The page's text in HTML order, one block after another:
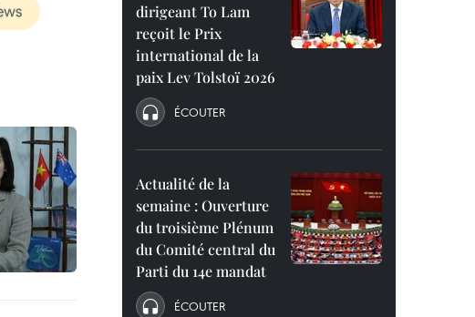
dirigeant To Lam
reçoit le Prix
international de la
paix Lev Tolstoï 2026
ÉCOUTER
Actualité de la
semaine : Ouverture
du troisième Plénum
du Comité central du
Parti du 14e mandat
ÉCOUTER